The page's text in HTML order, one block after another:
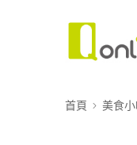
首頁 美食